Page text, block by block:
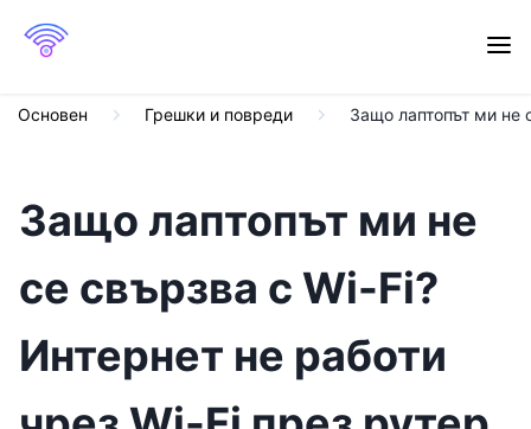
Основен Грешки и повреди Защо лаптопът ми не
Защо лаптопът ми не
се свързва с Wi-Fi?
Интернет не работи